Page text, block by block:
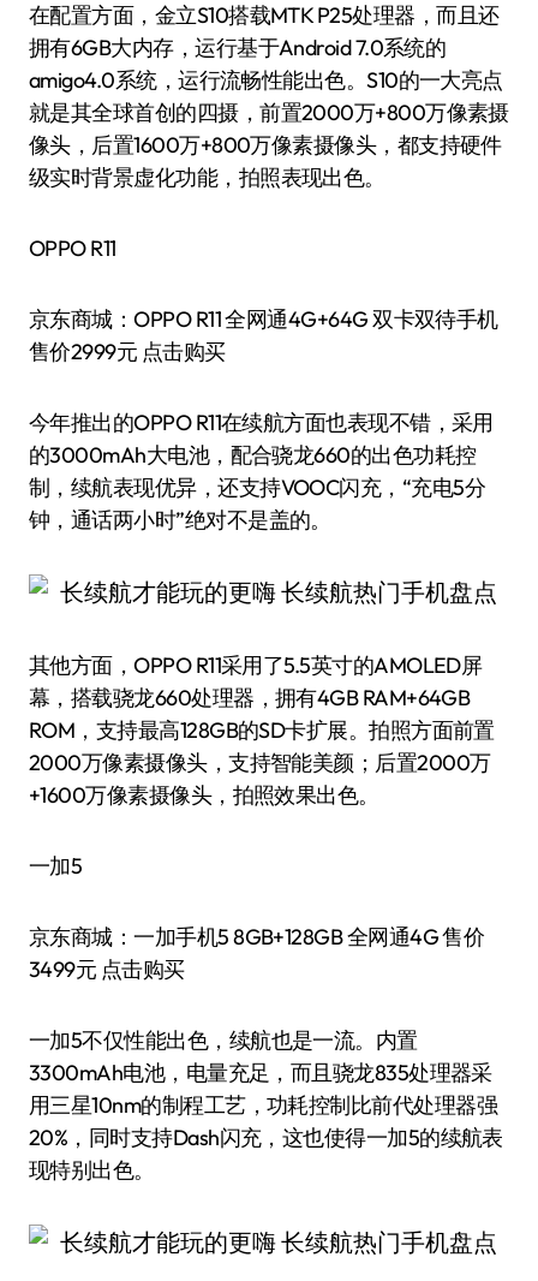
在配置方面，金立S10搭载MTK P25处理器，而且还
拥有6GB大内存，运行基于Android 7.0系统的
amigo4.0系统，运行流畅性能出色。S10的一大亮点
就是其全球首创的四摄，前置2000万+800万像素摄
像头，后置1600万+800万像素摄像头，都支持硬件
级实时背景虚化功能，拍照表现出色。
OPPO R11
京东商城：OPPO R11 全网通4G+64G 双卡双待手机
售价2999元 点击购买
今年推出的OPPO R11在续航方面也表现不错，采用
的3000mAh大电池，配合骁龙660的出色功耗控
制，续航表现优异，还支持VOOC闪充，“充电5分
钟，通话两小时”绝对不是盖的。
其他方面，OPPO R11采用了5.5英寸的AMOLED屏
幕，搭载骁龙660处理器，拥有4GB RAM+64GB
ROM，支持最高128GB的SD卡扩展。拍照方面前置
2000万像素摄像头，支持智能美颜；后置2000万
+1600万像素摄像头，拍照效果出色。
一加5
京东商城：一加手机5 8GB+128GB 全网通4G 售价
3499元 点击购买
一加5不仅性能出色，续航也是一流。内置
3300mAh电池，电量充足，而且骁龙835处理器采
用三星10nm的制程工艺，功耗控制比前代处理器强
20%，同时支持Dash闪充，这也使得一加5的续航表
现特别出色。